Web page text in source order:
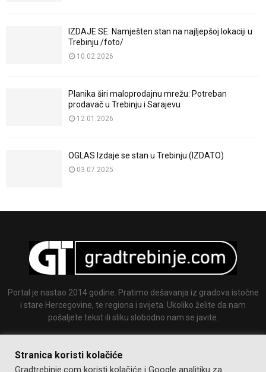
IZDAJE SE: Namješten stan na najljepšoj lokaciji u
Trebinju /foto/
10.02.2026
Planika širi maloprodajnu mrežu: Potreban
prodavač u Trebinju i Sarajevu
12.01.2026
OGLAS Izdaje se stan u Trebinju (IZDATO)
03.07.2025
Portal je nastao 2014 godine. Pratimo dešavanja iz gradova istočne
i stare Hercegovine, te regiona i svijeta. Ukoliko želite da nam
pošaljete tekst ili sliku slobodno nam se javite.
Stranica koristi kolačiće
Gradtrebinje.com koristi kolačiće i Google analitiku za